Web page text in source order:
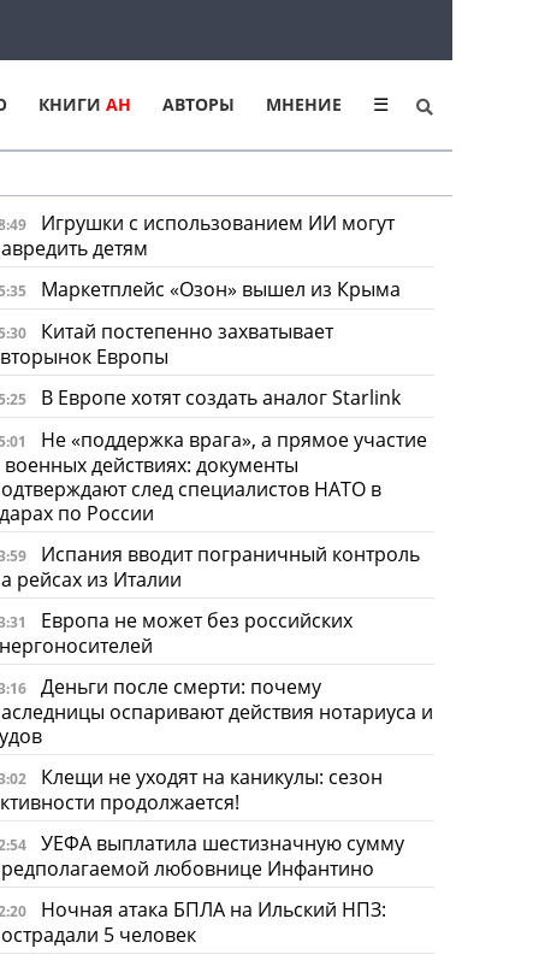
КНИГИ АН АВТОРЫ МНЕНИЕ ☰
Игрушки с использованием ИИ могут
детям
Маркетплейс «Озон» вышел из Крыма
Китай постепенно захватывает
Европы
В Европе хотят создать аналог Starlink
Не «поддержка врага», а прямое участие
военных действиях: документы
след специалистов НАТО в
по России
Испания вводит пограничный контроль
рейсах из Италии
Европа не может без российских
Деньги после смерти: почему
оспаривают действия нотариуса и
Клещи не уходят на каникулы: сезон
продолжается!
УЕФА выплатила шестизначную сумму
любовнице Инфантино
Ночная атака БПЛА на Ильский НПЗ:
5 человек